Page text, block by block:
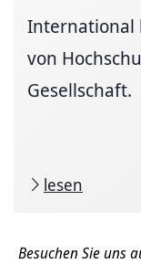
International
von
Gesellschaft.
lesen
Besuchen Sie uns